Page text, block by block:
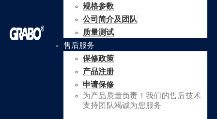
规格参数
公司简介及团队
质量测试
售后服务
保修政策
产品注册
申请保修
为产品质量负责！我们的售后技术
支持团队竭诚为您服务